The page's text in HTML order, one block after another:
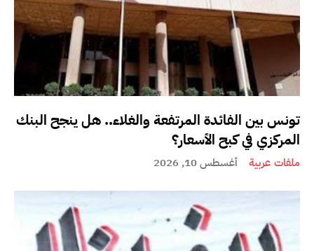
تونس بين الفائدة المرتفعة والغلاء.. هل ينجح البنك
المركزي في كبح الأسعار؟
ملفات عربية أغسطس 10, 2026